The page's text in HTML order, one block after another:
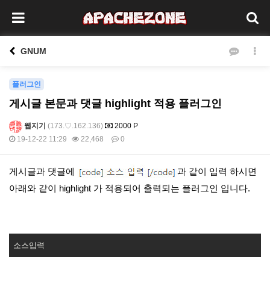
GNUM
플러그인
게시글 본문과 댓글 highlight 적용 플러그인
웹지기 (173.♡.162.136)
2000 P
19-12-22 11:29
22,468 0
본문
게시글과 댓글에
과 같이 입력 하시면
아래와 같이 highlight 가 적용되어 출력되는 플러그인 입니다.
소스입력